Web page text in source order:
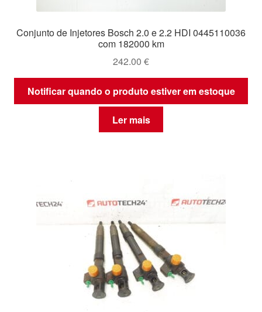
Conjunto de Injetores Bosch 2.0 e 2.2 HDI 0445110036
com 182000 km
242.00 €
Notificar quando o produto estiver em estoque
Ler mais